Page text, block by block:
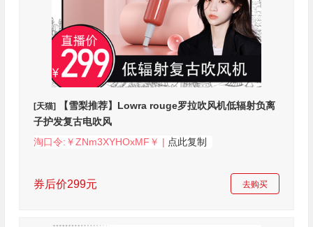
[天猫]【雪梨推荐】Lowra rouge罗拉吹风机低辐射负离
子护发复古电吹风
淘口令:￥ZNm3XYHOxMF￥ | 点此复制
券后价299元 去购买